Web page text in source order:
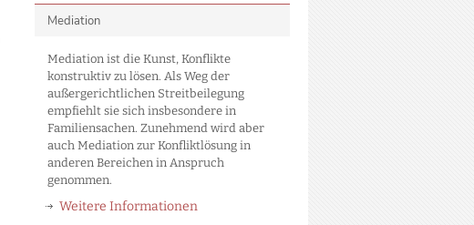
Mediation
Mediation ist die Kunst, Konflikte
konstruktiv zu lösen. Als Weg der
außergerichtlichen Streitbeilegung
empfiehlt sie sich insbesondere in
Familiensachen. Zunehmend wird aber
auch Mediation zur Konfliktlösung in
anderen Bereichen in Anspruch
genommen.
Weitere Informationen